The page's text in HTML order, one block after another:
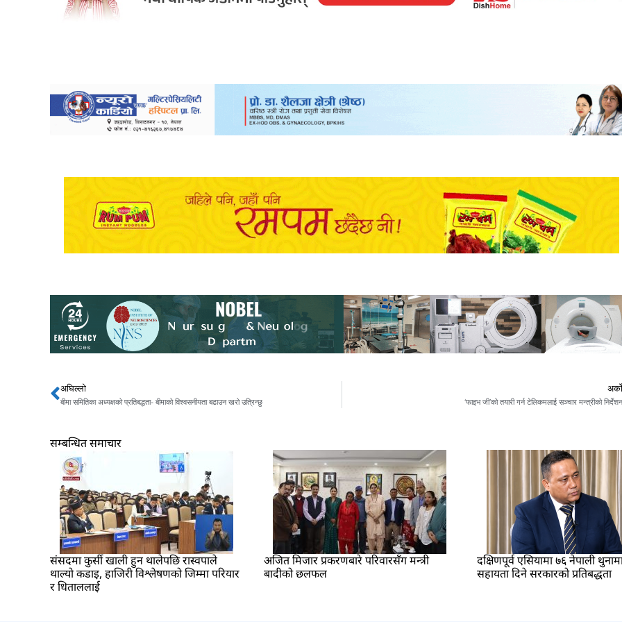
Prev
अघिल्लो
बीमा समितिका अध्यक्षको प्रतिबद्धता- बीमाको विश्वसनीयता बढाउन खरो उत्रिन्छु
अर्को
‘फाइभ जी’को तयारी गर्न टेलिकमलाई सञ्चार मन्त्रीको निर्देशन
सम्बन्धित समाचार
संसदमा कुर्सी खाली हुन थालेपछि रास्वपाले
थाल्यो कडाइ, हाजिरी विश्लेषणको जिम्मा परियार
र धिताललाई
अजित मिजार प्रकरणबारे परिवारसँग मन्त्री
बादीको छलफल
दक्षिणपूर्व एसियामा ७६ नेपाली
सहायता दिने सरकारको प्रतिबद्धता